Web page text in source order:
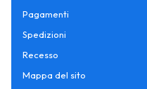
Pagamenti
Spedizioni
Recesso
Mappa del sito